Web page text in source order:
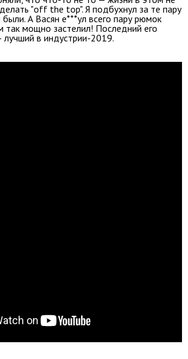
"off the top". Я подбухнул за те пару
А Васян е***ул всего пару рюмок
так мощно застелил! Последний его
лучший в индустрии-2019.